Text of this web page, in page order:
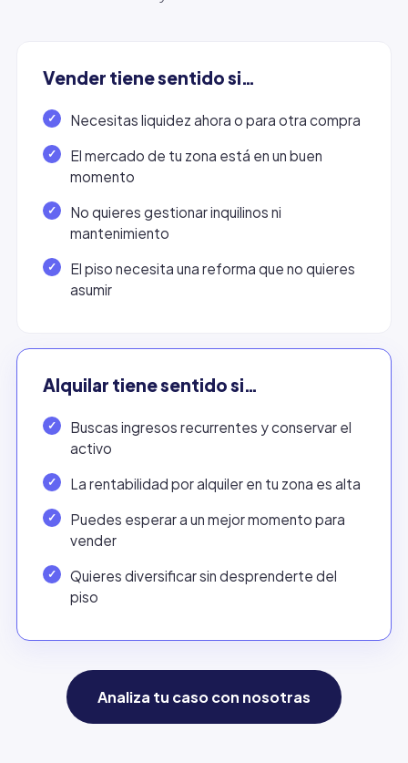
Vender tiene sentido si…
Necesitas liquidez ahora o para otra compra
El mercado de tu zona está en un buen
momento
No quieres gestionar inquilinos ni
mantenimiento
El piso necesita una reforma que no quieres
asumir
Alquilar tiene sentido si…
Buscas ingresos recurrentes y conservar el
activo
La rentabilidad por alquiler en tu zona es alta
Puedes esperar a un mejor momento para
vender
Quieres diversificar sin desprenderte del
piso
Analiza tu caso con nosotras